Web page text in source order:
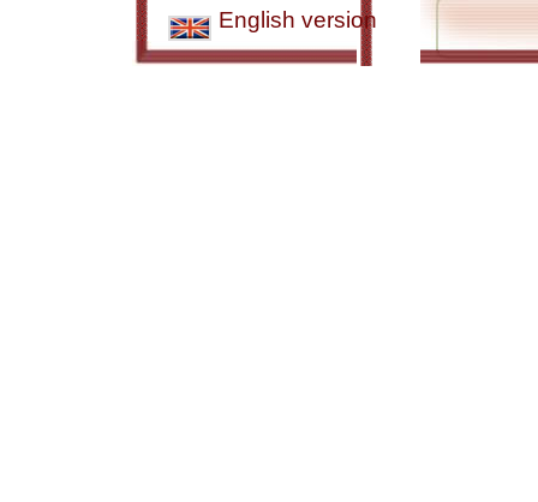
English version